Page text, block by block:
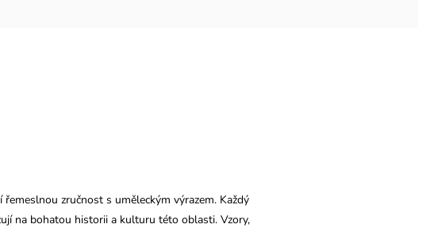
zručnost s uměleckým výrazem. Každý
na bohatou historii a kulturu této oblasti. Vzory,